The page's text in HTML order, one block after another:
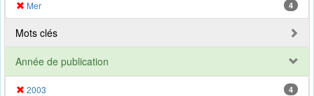
Mer 4
Mots clés
Année de publication
2003 4